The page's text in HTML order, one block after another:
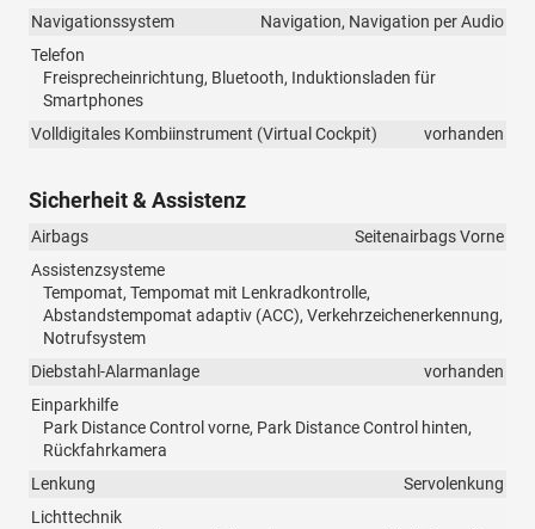
Navigationssystem
Navigation, Navigation per Audio
Telefon
Freisprecheinrichtung, Bluetooth, Induktionsladen für
Smartphones
Volldigitales Kombiinstrument (Virtual Cockpit)
vorhanden
Sicherheit & Assistenz
Airbags
Seitenairbags Vorne
Assistenzsysteme
Tempomat, Tempomat mit Lenkradkontrolle,
Abstandstempomat adaptiv (ACC), Verkehrzeichenerkennung,
Notrufsystem
Diebstahl-Alarmanlage
vorhanden
Einparkhilfe
Park Distance Control vorne, Park Distance Control hinten,
Rückfahrkamera
Lenkung
Servolenkung
Lichttechnik